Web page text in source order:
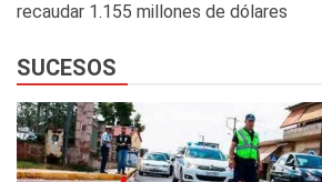
recaudar 1.155 millones de dólares
SUCESOS